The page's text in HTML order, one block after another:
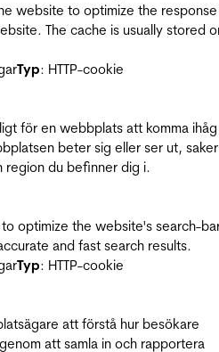
website to optimize the
The cache is usually stored
Typ: HTTP-cookie
för en webbplats att komma ihåg
beter sig eller ser ut,
region du befinner dig i.
optimize the website's search-
and fast search results.
Typ: HTTP-cookie
att förstå hur besökare
att samla in och rapportera